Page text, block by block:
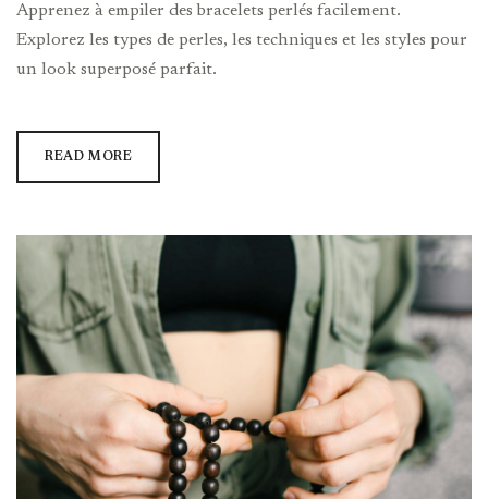
Apprenez à empiler des bracelets perlés facilement.
Explorez les types de perles, les techniques et les styles pour
un look superposé parfait.
READ MORE